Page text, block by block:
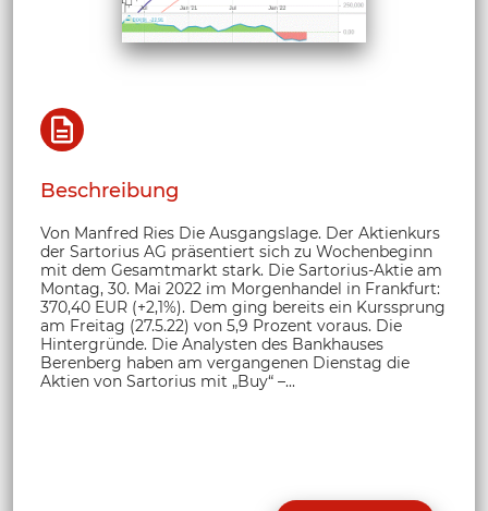
Beschreibung
Von Manfred Ries Die Ausgangslage. Der Aktienkurs
der Sartorius AG präsentiert sich zu Wochenbeginn
mit dem Gesamtmarkt stark. Die Sartorius-Aktie am
Montag, 30. Mai 2022 im Morgenhandel in Frankfurt:
370,40 EUR (+2,1%). Dem ging bereits ein Kurssprung
am Freitag (27.5.22) von 5,9 Prozent voraus. Die
Hintergründe. Die Analysten des Bankhauses
Berenberg haben am vergangenen Dienstag die
Aktien von Sartorius mit „Buy“ –...